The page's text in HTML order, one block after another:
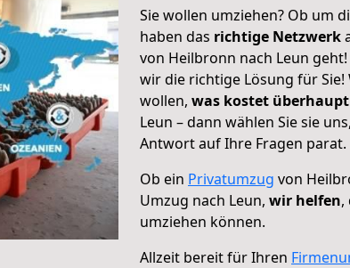
Sie wollen umziehen? Ob um
haben das richtige Netzwerk
von Heilbronn nach Leun
wir die richtige Lösung für
wollen, was kostet
Leun – dann wählen Sie sie
Antwort auf Ihre Fragen parat.
Ob ein Privatumzug von
Umzug nach Leun, wir helfen,
umziehen können.
Allzeit bereit für Ihren